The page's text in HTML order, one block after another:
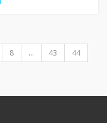
8 ... 43
44